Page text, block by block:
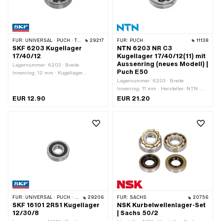
FÜR: UNIVERSAL · PUCH · TOMOS 29217
SKF 6203 Kugellager
17/40/12
Lagernummer: 6203 · Breite
Innenring: 12 mm · Kugellager
Stahlblechkäfig kugelgeführt ·
mm · Anwendungsbereich: Standard ·
Pony OEM-Nr.: A4503 · Sachs OEM-
EUR 12.90
FÜR: PUCH 11138
NTN 6203 NR C3
Kugellager 17/40/12(11) mit
Aussenring (neues Modell) |
Puch E50
Lagernummer: 6203 · Breite
Innenring: 11 mm · Hersteller: NTN ·
Lagerluft: C3 · Lagerkäfig:
12 mm · Ø aussen: 40 mm · Ø innen:
EUR 21.20
FÜR: UNIVERSAL · PUCH · SACHS 29206
SKF 16101 2RS1 Kugellager
12/30/8
FÜR: SACHS 20756
NSK Kurbelwellenlager-Set
| Sachs 50/2